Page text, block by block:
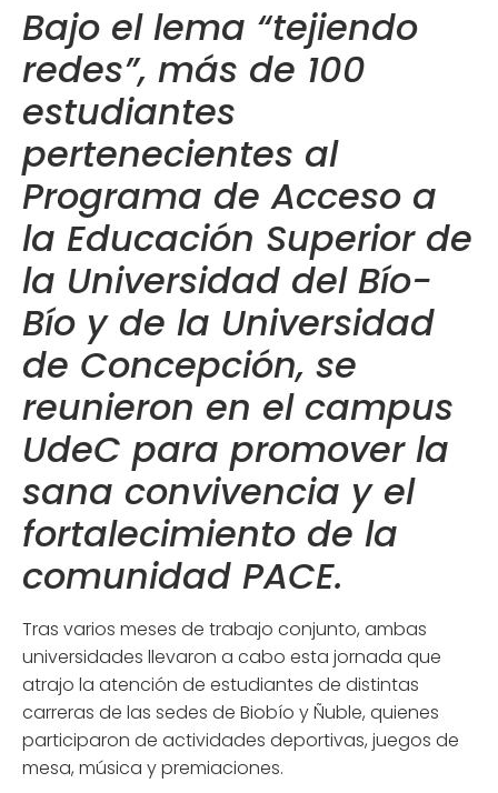
Bajo el lema “tejiendo
redes”, más de 100
estudiantes
pertenecientes al
Programa de Acceso a
la Educación Superior de
la Universidad del Bío-
Bío y de la Universidad
de Concepción, se
reunieron en el campus
UdeC para promover la
sana convivencia y el
fortalecimiento de la
comunidad PACE.
Tras varios meses de trabajo conjunto, ambas
universidades llevaron a cabo esta jornada que
atrajo la atención de estudiantes de distintas
carreras de las sedes de Biobío y Ñuble, quienes
participaron de actividades deportivas, juegos de
mesa, música y premiaciones.